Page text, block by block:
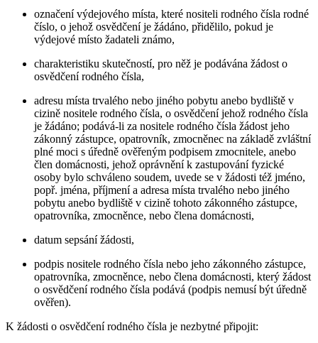
označení výdejového místa, které nositeli rodného čísla rodné
číslo, o jehož osvědčení je žádáno, přidělilo, pokud je
výdejové místo žadateli známo,
charakteristiku skutečností, pro něž je podávána žádost o
osvědčení rodného čísla,
adresu místa trvalého nebo jiného pobytu anebo bydliště v
cizině nositele rodného čísla, o osvědčení jehož rodného čísla
je žádáno; podává-li za nositele rodného čísla žádost jeho
zákonný zástupce, opatrovník, zmocněnec na základě zvláštní
plné moci s úředně ověřeným podpisem zmocnitele, anebo
člen domácnosti, jehož oprávnění k zastupování fyzické
osoby bylo schváleno soudem, uvede se v žádosti též jméno,
popř. jména, příjmení a adresa místa trvalého nebo jiného
pobytu anebo bydliště v cizině tohoto zákonného zástupce,
opatrovníka, zmocněnce, nebo člena domácnosti,
datum sepsání žádosti,
podpis nositele rodného čísla nebo jeho zákonného zástupce,
opatrovníka, zmocněnce, nebo člena domácnosti, který žádost
o osvědčení rodného čísla podává (podpis nemusí být úředně
ověřen).
K žádosti o osvědčení rodného čísla je nezbytné připojit: